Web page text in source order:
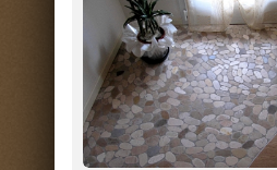
a scacchiera/dama utilizzando due
tipologie di marmi rari e ...
SOLS - Interni di Prestigio